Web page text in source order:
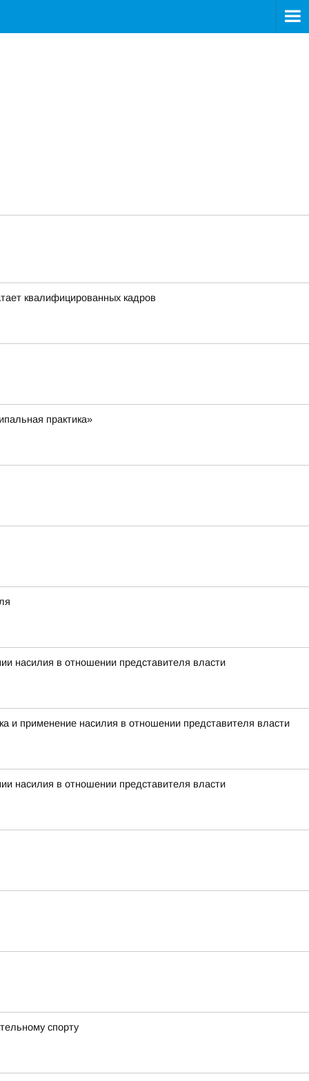
квалифицированных кадров
практика»
насилия в отношении представителя власти
и применение насилия в отношении представителя власти
насилия в отношении представителя власти
спорту